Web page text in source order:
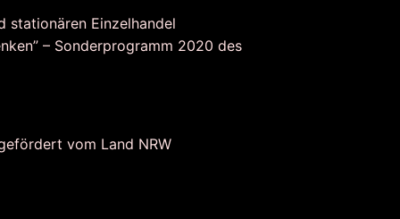
stationären Einzelhandel
– Sonderprogramm 2020 des
vom Land NRW